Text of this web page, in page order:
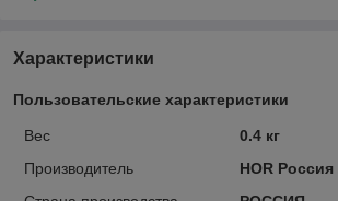
Характеристики
Пользовательские характеристики
Вес
0.4 кг
Производитель
HOR Россия